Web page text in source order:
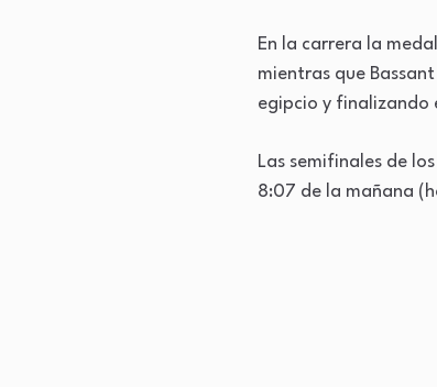
En la carrera la
mientras que
egipcio y finalizando
Las semifinales de
8:07 de la mañana